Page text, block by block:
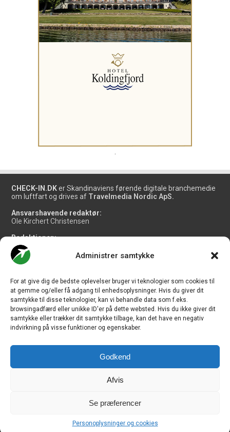
Administrer samtykke
For at give dig de bedste oplevelser bruger vi teknologier som cookies til
at gemme og/eller få adgang til enhedsoplysninger. Hvis du giver dit
samtykke til disse teknologier, kan vi behandle data som f.eks.
browsingadfærd eller unikke ID'er på dette websted. Hvis du ikke giver dit
samtykke eller trækker dit samtykke tilbage, kan det have en negativ
indvirkning på visse funktioner og egenskaber.
Godkend
Afvis
Se præferencer
Personoplysninger og cookies
CHECK-IN.DK er Skandinaviens førende digitale branchemedie
om luftfart og drives af Travelmedia Nordic ApS.
Ansvarshavende redaktør:
Ole Kirchert Christensen
Redaktionen:
Christian Granhøj Skouboe
Henrik Baumgarten
Danny Longhi Andreasen
Salg og jobannoncer:
salg@travelmedianordic.com
Vi tager ansvar for indholdet og er tilmeldt
CVR-nr.: 34 20 20 87 © Copyright 2010-2026 - CHECK-IN.dk